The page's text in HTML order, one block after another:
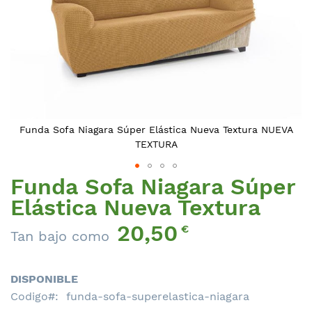
Funda Sofa Niagara Súper
Elástica Nueva Textura
Tan bajo como 20,50€
DISPONIBLE
Codigo
funda-sofa-superelastica-niagara
Funda Sofa Niagara Súper Elástica Nueva Textura NUEVA
TEXTURA
Saltar
al
comienzo
de
la
de
imágenes